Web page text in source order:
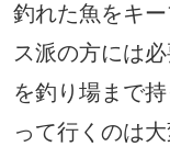
釣れた魚をキ
ス派の方には
を釣り場まで
って行くのは